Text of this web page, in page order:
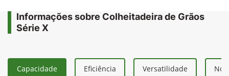
Informações sobre Colheitadeira de Grãos
Série X
Capacidade Eficiência Versatilidade